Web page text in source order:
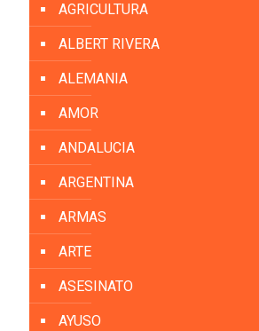
AGRICULTURA
ALBERT RIVERA
ALEMANIA
AMOR
ANDALUCIA
ARGENTINA
ARMAS
ARTE
ASESINATO
AYUSO